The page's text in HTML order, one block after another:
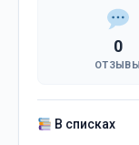
0
ОТЗЫВЫ
В списках